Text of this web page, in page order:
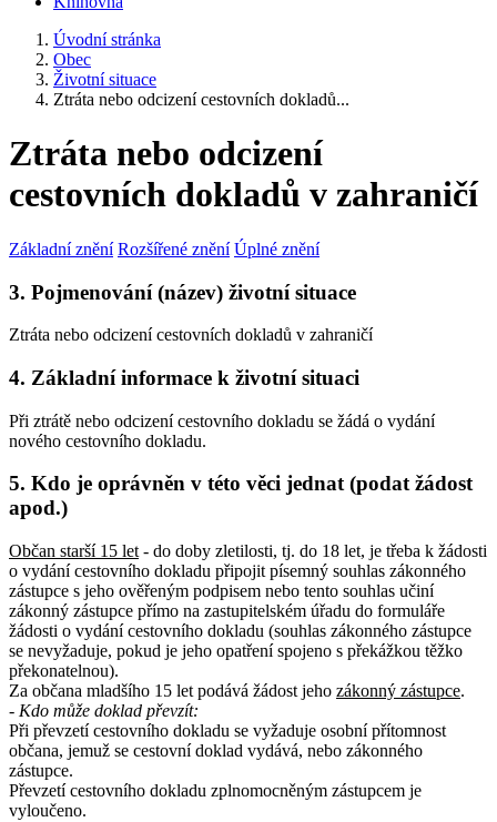
Úvodní stránka
Obec
Životní situace
Ztráta nebo odcizení cestovních dokladů...
Ztráta nebo odcizení
cestovních dokladů v zahraničí
Základní znění Rozšířené znění Úplné znění
3. Pojmenování (název) životní situace
Ztráta nebo odcizení cestovních dokladů v zahraničí
4. Základní informace k životní situaci
Při ztrátě nebo odcizení cestovního dokladu se žádá o vydání
nového cestovního dokladu.
5. Kdo je oprávněn v této věci jednat (podat žádost
apod.)
Občan starší 15 let - do doby zletilosti, tj. do 18 let, je třeba k žádosti
o vydání cestovního dokladu připojit písemný souhlas zákonného
zástupce s jeho ověřeným podpisem nebo tento souhlas učiní
zákonný zástupce přímo na zastupitelském úřadu do formuláře
žádosti o vydání cestovního dokladu (souhlas zákonného zástupce
se nevyžaduje, pokud je jeho opatření spojeno s překážkou těžko
překonatelnou).
Za občana mladšího 15 let podává žádost jeho zákonný zástupce.
- Kdo může doklad převzít:
Při převzetí cestovního dokladu se vyžaduje osobní přítomnost
občana, jemuž se cestovní doklad vydává, nebo zákonného
zástupce.
Převzetí cestovního dokladu zplnomocněným zástupcem je
vyloučeno.